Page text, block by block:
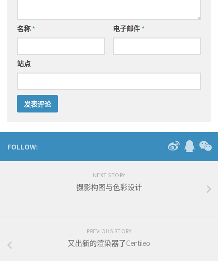
名称* 电子邮件*
站点
FOLLOW:
NEXT STORY
摄影构图与色彩设计
PREVIOUS STORY
又出新的渲染器了Centileo